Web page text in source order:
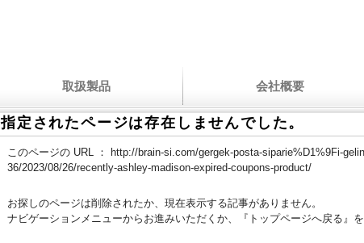
取扱製品 会社概要
指定されたページは存在しませんでした。
このページの URL ：
http://brain-si.com/gergek-posta-siparie%D1%9Fi-
36/2023/08/26/recently-ashley-madison-expired-coupons-product/
お探しのページは削除されたか、現在表示する記事がありません。
ナビゲーションメニューからお進みいただくか、『トップページへ戻る』を